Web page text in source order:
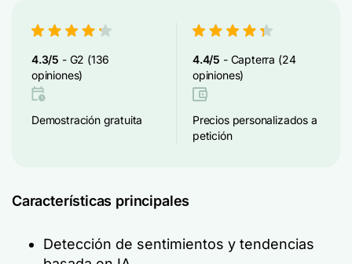
4.3/5 - G2 (136
opiniones)
4.4/5 - Capterra (24
opiniones)
Demostración gratuita
Precios personalizados a
petición
Características principales
Detección de sentimientos y tendencias